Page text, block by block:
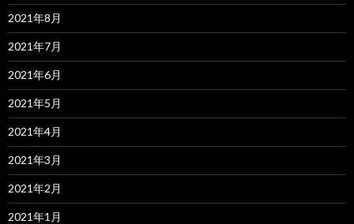
2021年8月
2021年7月
2021年6月
2021年5月
2021年4月
2021年3月
2021年2月
2021年1月